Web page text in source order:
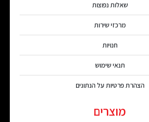
שאלות נפוצות
מרכזי שירות
חנויות
תנאי שימוש
הצהרת פרטיות על הנתונים
מוצרים